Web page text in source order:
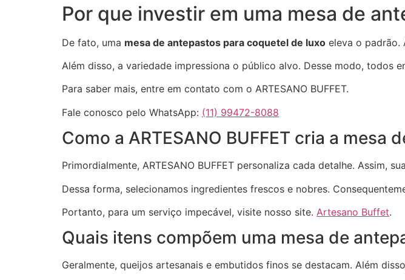
Por que investir em uma mesa de
De fato, uma mesa de antepastos para coquetel de luxo eleva o padrão.
Além disso, a variedade impressiona o público alvo. Desse modo, todos
Para saber mais, entre em contato com o ARTESANO BUFFET.
Fale conosco pelo WhatsApp: (11) 99472-8088
Como a ARTESANO BUFFET cria a mesa
Primordialmente, ARTESANO BUFFET personaliza cada detalhe. Assim, sua
Dessa forma, selecionamos ingredientes frescos e nobres.
Portanto, para um serviço impecável, visite nosso site. Artesano Buffet.
Quais itens compõem uma mesa de
Geralmente, queijos artesanais e embutidos finos se destacam. Além